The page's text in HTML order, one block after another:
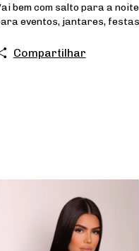
bem com salto para a
eventos, jantares,
Compartilhar